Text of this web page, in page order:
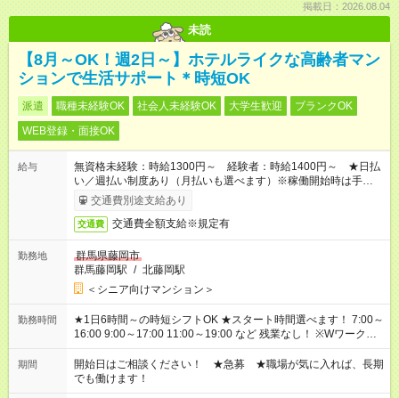
掲載日：2026.08.04
未読
【8月～OK！週2日～】ホテルライクな高齢者マン
ションで生活サポート＊時短OK
派遣 職種未経験OK 社会人未経験OK 大学生歓迎
ブランクOK
WEB登録・面接OK
給与
無資格未経験：時給1300円～ 経験者：時給1400円～ ★日払
い／週払い制度あり（月払いも選べます）※稼働開始時は手続き
完了次第のお支払いとなります。
交通費別途支給あり
交通費 交通費全額支給※規定有
勤務地
群馬県藤岡市
群馬藤岡駅 / 北藤岡駅
＜シニア向けマンション＞
勤務時間
★1日6時間～の時短シフトOK ★スタート時間選べます！ 7:00～
16:00 9:00～17:00 11:00～19:00 など 残業なし！ ※Wワークの
場合、他のお仕事と合わせ週40時間超の就業はご案内できませ
ん ※法令に基づき、週20時間以上勤務は社会保険への加入対象
となります ※労働者派遣法（日雇い派遣の原則禁止）により、
短時間・短期間の就業はご案内が難しい場合があります
期間
開始日はご相談ください！ ★急募 ★職場が気に入れば、長期
でも働けます！